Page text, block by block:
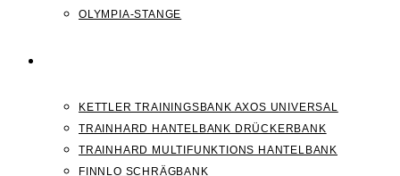
OLYMPIA-STANGE
KETTLER TRAININGSBANK AXOS UNIVERSAL
TRAINHARD HANTELBANK DRÜCKERBANK
TRAINHARD MULTIFUNKTIONS HANTELBANK
FINNLO SCHRÄGBANK